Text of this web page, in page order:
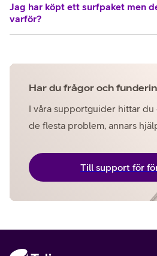
Jag har köpt ett surfpaket men
varför?
Har du frågor och
I våra supportguider hittar
de flesta problem, annars
Till support för